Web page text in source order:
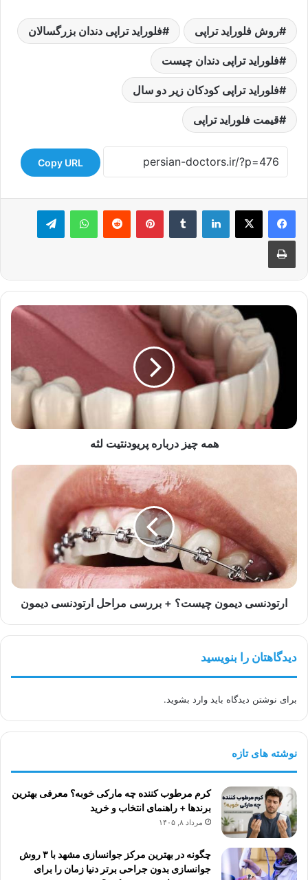
روش فلوراید تراپی فلوراید تراپی دندان بزرگسالان
فلوراید تراپی دندان چیست
فلوراید تراپی کودکان زیر دو سال
قیمت فلوراید تراپی
Copy URL
لینکدین ‫تامبلر ‫پین‌ترست‫رددیت واتس آپ تلگرام
چاپ
همه
پریودنتیت
همه چیز درباره پریودنتیت لثه
ارتودنسی
مراحل
ارتودنسی
دیمون
ارتودنسی دیمون چیست؟ + بررسی مراحل ارتودنسی دیمون
دیدگاهتان را بنویسید
برای نوشتن دیدگاه باید وارد بشوید.
نوشته های تازه
کرم مرطوب کننده چه مارکی خوبه؟ معرفی بهترین
برندها + راهنمای انتخاب و خرید
مرداد ۸, ۱۴۰۵
چگونه در بهترین مرکز جوانسازی مشهد با ۳ روش
جوانسازی بدون جراحی برتر دنیا زمان را برای